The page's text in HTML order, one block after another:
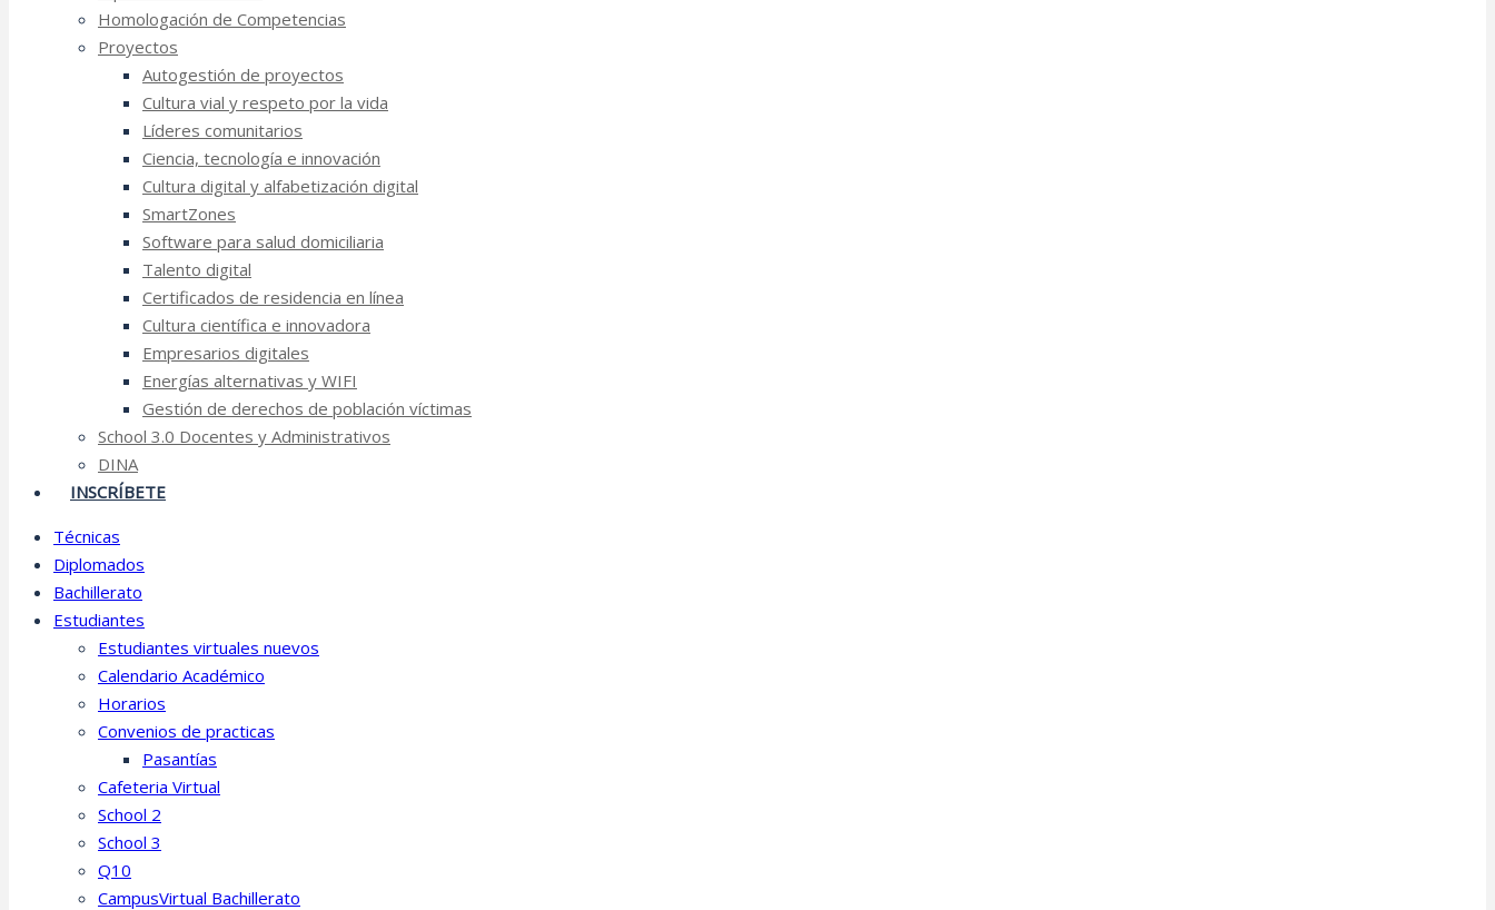
Homologación de Competencias
Proyectos
Autogestión de proyectos
Cultura vial y respeto por la vida
Líderes comunitarios
Ciencia, tecnología e innovación
Cultura digital y alfabetización digital
SmartZones
Software para salud domiciliaria
Talento digital
Certificados de residencia en línea
Cultura científica e innovadora
Empresarios digitales
Energías alternativas y WIFI
Gestión de derechos de población víctimas
School 3.0 Docentes y Administrativos
DINA
INSCRÍBETE
Técnicas
Diplomados
Bachillerato
Estudiantes
Estudiantes virtuales nuevos
Calendario Académico
Horarios
Convenios de practicas
Pasantías
Cafeteria Virtual
School 2
School 3
Q10
CampusVirtual Bachillerato